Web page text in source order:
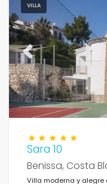
VILLA
Previous
Sara 10
Benissa, Costa
Villa moderna y alegre